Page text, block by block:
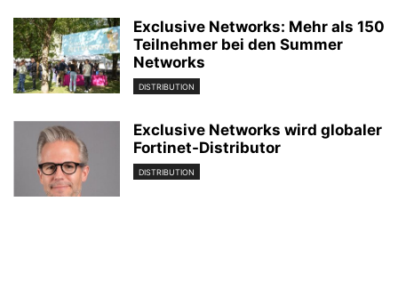
Exclusive Networks: Mehr als 150
Teilnehmer bei den Summer
Networks
DISTRIBUTION
Exclusive Networks wird globaler
Fortinet-Distributor
DISTRIBUTION